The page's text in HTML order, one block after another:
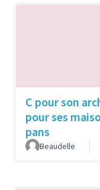
C pour son
pour ses
pans
Beaudelle